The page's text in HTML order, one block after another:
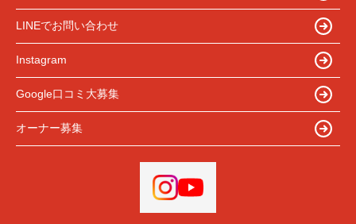
LINEでお問い合わせ
Instagram
Google口コミ大募集
オーナー募集